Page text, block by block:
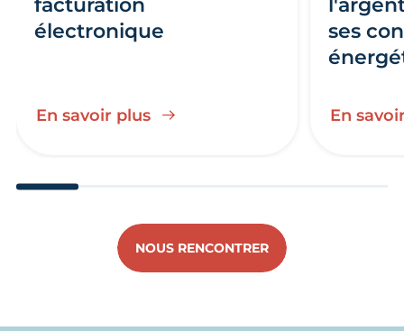
facturation
électronique
En savoir plus
ses
En
NOUS RENCONTRER